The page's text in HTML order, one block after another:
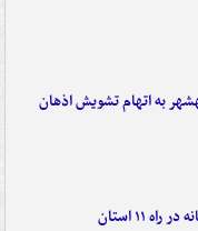
در بهشهر به اتهام تشویش اذهان
۱۱ استان